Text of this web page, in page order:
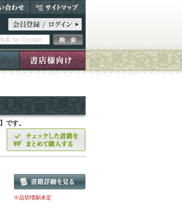
】です。
※品切増刷未定